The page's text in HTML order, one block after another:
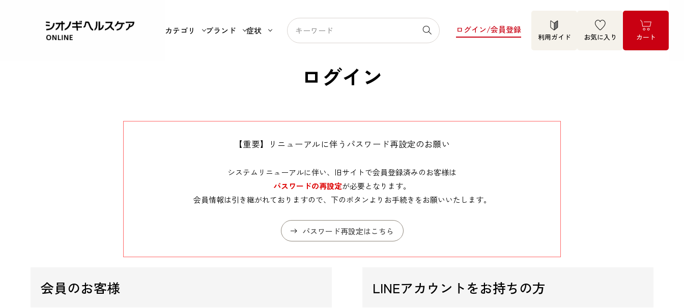
カテゴリ ブランド 症状 ログイン/会員登録
利用ガイド お気に入り カート
ログイン
【重要】リニューアルに伴うパスワード再設定のお願い
システムリニューアルに伴い、旧サイトで会員登録済みのお客様は
パスワードの再設定が必要となります。
会員情報は引き継がれておりますので、下のボタンよりお手続きをお願いいたします。
パスワード再設定はこちら
会員のお客様 LINEアカウントをお持ちの方